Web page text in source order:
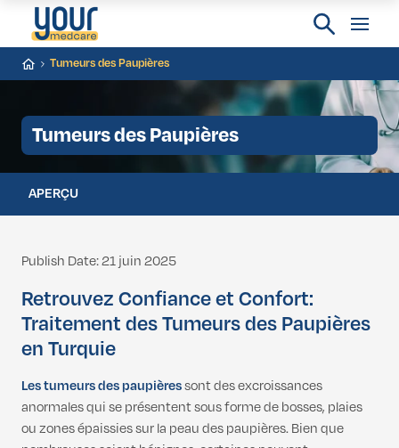
Tumeurs des Paupières
Tumeurs des Paupières
APERÇU
Publish Date: 21 juin 2025
Retrouvez Confiance et Confort:
Traitement des Tumeurs des Paupières
en Turquie
Les tumeurs des paupièressont des excroissances
anormales qui se présentent sous forme de bosses, plaies
ou zones épaissies sur la peau des paupières. Bien que